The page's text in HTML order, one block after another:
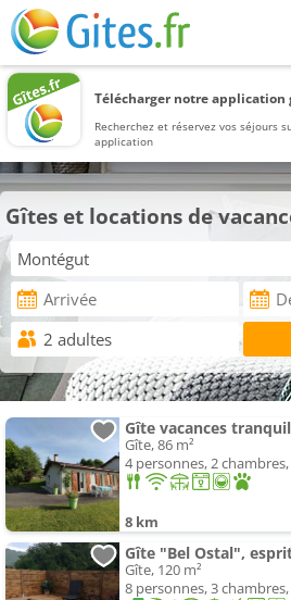
Télécharger notre application
Recherchez et réservez vos séjours
application
Gîtes et locations de
Gîte vacances
Gîte, 86 m²
4 personnes, 2
8 km
Gîte, 120 m²
8 personnes, 3